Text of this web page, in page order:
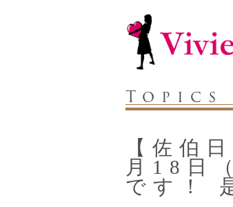
Topics
【佐伯
月18日
です！